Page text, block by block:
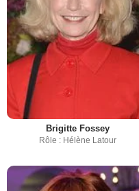
Brigitte Fossey
Rôle : Hélène Latour